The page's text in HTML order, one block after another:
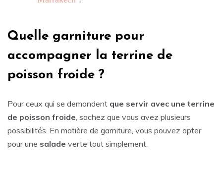
Quelle garniture pour
accompagner la terrine de
poisson froide ?
Pour ceux qui se demandent que servir avec une terrine
de poisson froide, sachez que vous avez plusieurs
possibilités. En matière de garniture, vous pouvez opter
pour une salade verte tout simplement.